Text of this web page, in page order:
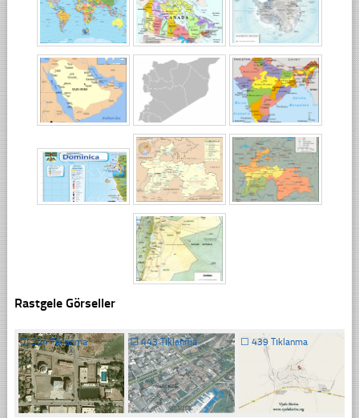
Rastgele Görseller
☐304 Tıklanma ☐443 Tıklanma ☐ 439 Tıklanma